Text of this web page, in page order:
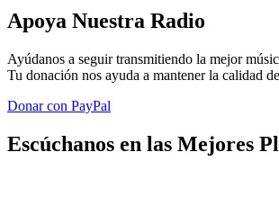
Apoya Nuestra Radio
Ayúdanos a seguir transmitiendo la mejor
Tu donación nos ayuda a mantener la calidad
Donar con PayPal
Escúchanos en las Mejores